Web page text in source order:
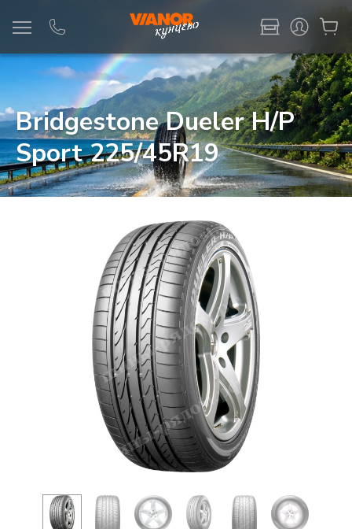
Bridgestone Dueler H/P
Sport 225/45R19
Информация Фото товара